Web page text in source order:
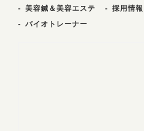
美容鍼＆美容エステ
バイオトレーナー
採用情報